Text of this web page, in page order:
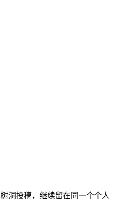
洞投稿，继续留在同一个个人